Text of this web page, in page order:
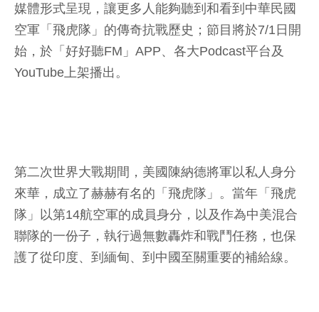
媒體形式呈現，讓更多人能夠聽到和看到中華民國
空軍「飛虎隊」的傳奇抗戰歷史；節目將於7/1日開
始，於「好好聽FM」APP、各大Podcast平台及
YouTube上架播出。
第二次世界大戰期間，美國陳納德將軍以私人身分
來華，成立了赫赫有名的「飛虎隊」。當年「飛虎
隊」以第14航空軍的成員身分，以及作為中美混合
聯隊的一份子，執行過無數轟炸和戰鬥任務，也保
護了從印度、到緬甸、到中國至關重要的補給線。